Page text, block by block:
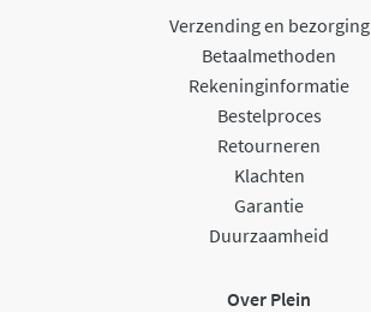
Verzending en bezorging
Betaalmethoden
Rekeninginformatie
Bestelproces
Retourneren
Klachten
Garantie
Duurzaamheid
Over Plein